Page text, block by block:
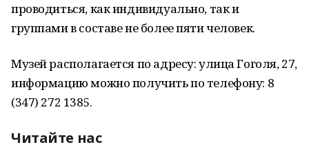
проводиться, как индивидуально, так и
группами в составе не более пяти человек.
Музей располагается по адресу: улица Гоголя, 27,
информацию можно получить по телефону: 8
(347) 272 1385.
Читайте нас